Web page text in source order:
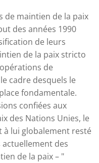
de maintien de la paix
des années 1990
de leurs
de la paix stricto
de
cadre desquels le
fondamentale.
confiées aux
des Nations Unies, le
à lui globalement resté
des
de la paix – "